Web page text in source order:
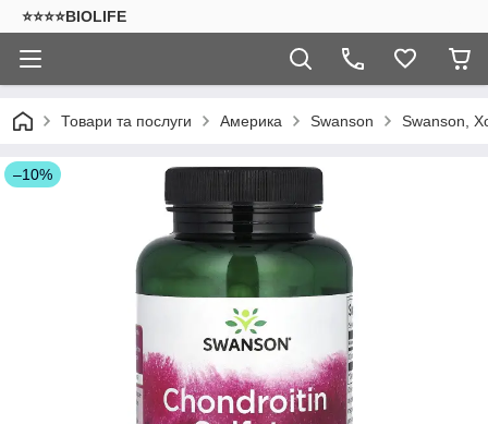
⭐⭐⭐⭐BIOLIFE
Товари та послуги Америка Swanson Swanson,
–10%